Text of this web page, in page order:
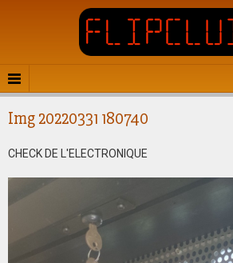
Img 20220331 180740
CHECK DE L'ELECTRONIQUE